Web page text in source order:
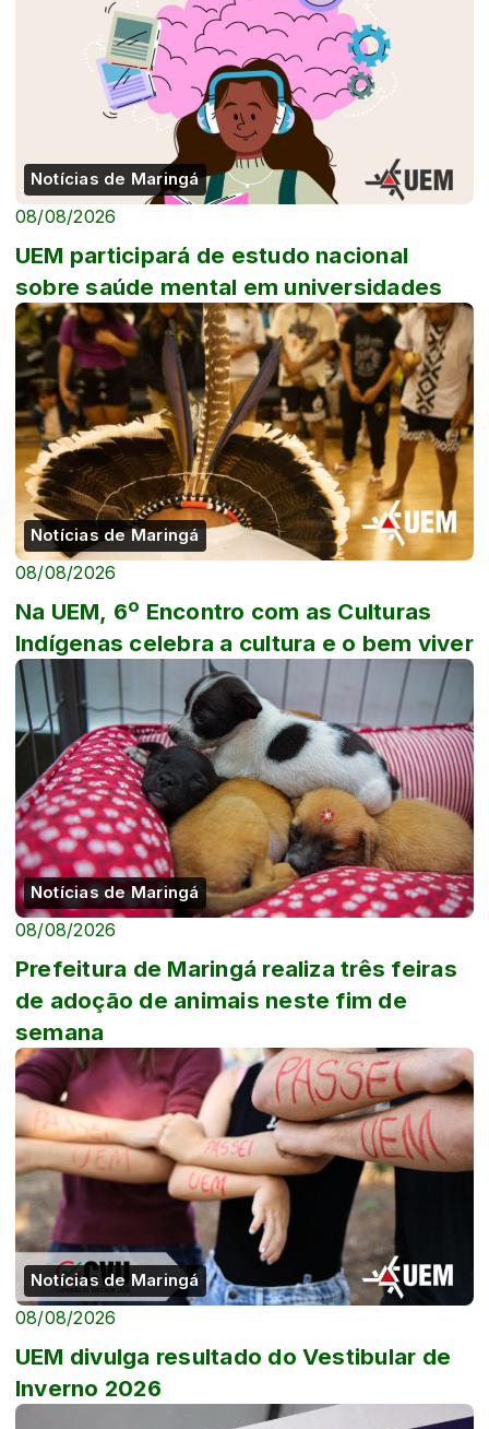
Notícias de Maringá
08/08/2026
UEM participará de estudo nacional
sobre saúde mental em universidades
Notícias de Maringá
08/08/2026
Na UEM, 6º Encontro com as Culturas
Indígenas celebra a cultura e o bem viver
Notícias de Maringá
08/08/2026
Prefeitura de Maringá realiza três feiras
de adoção de animais neste fim de
semana
Notícias de Maringá
08/08/2026
UEM divulga resultado do Vestibular de
Inverno 2026